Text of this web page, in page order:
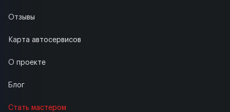
Отзывы
Карта автосервисов
О проекте
Блог
Стать мастером